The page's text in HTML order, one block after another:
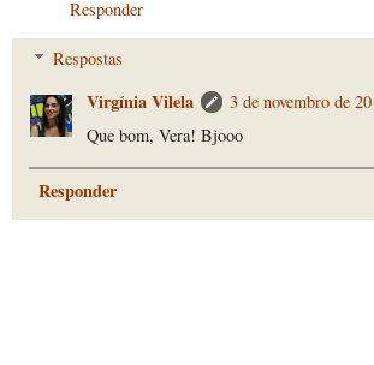
Responder
Respostas
Virgínia Vilela
3 de novembro de
Que bom, Vera! Bjooo
Responder